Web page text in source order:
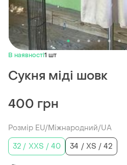
В наявності1 шт
Сукня міді шовк
400 грн
Розмір EU/Міжнародний/UA
32 / XXS / 40
34 / XS / 42